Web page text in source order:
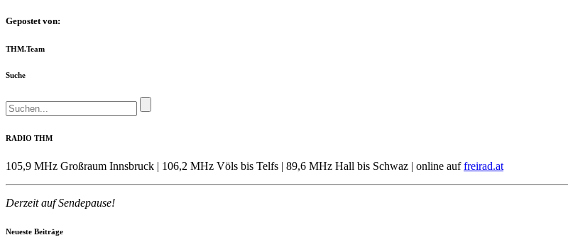
Gepostet von:
THM.Team
Suche
RADIO THM
105,9 MHz Großraum Innsbruck | 106,2 MHz Völs bis Telfs | 89,6 MHz Hall bis Schwaz | online auffreirad.at
Derzeit auf Sendepause!
Neueste Beiträge